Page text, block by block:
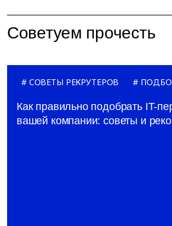
Советуем прочесть
СОВЕТЫ РЕКРУТЕРОВ
Как правильно подобрать IT-
вашей компании: советы и